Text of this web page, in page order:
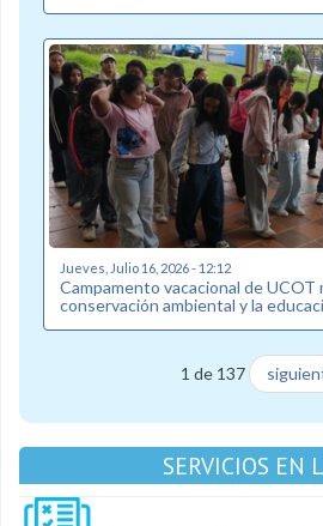
Jueves, Julio 16, 2026 - 12:12
Campamento vacacional de UCOT
conservación ambiental y la
1 de 137
SERVICIOS EN